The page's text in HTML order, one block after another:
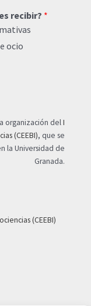
recibir? *
ocio
organización delI
(CEEBI), que se
la Universidad de
Granada.